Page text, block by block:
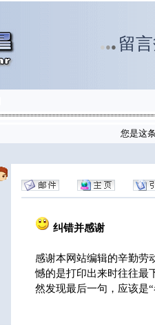
● ●● 留
您是这
纠错并感谢
感谢本网站编辑的辛勤劳
憾的是打印出来时往往最
然发现最后一句，应该是